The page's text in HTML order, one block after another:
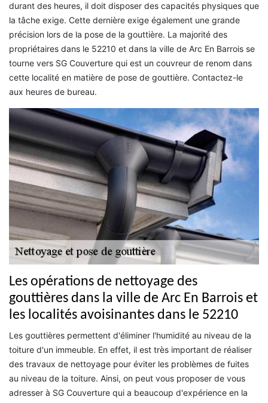
durant des heures, il doit disposer des capacités physiques que
la tâche exige. Cette dernière exige également une grande
précision lors de la pose de la gouttière. La majorité des
propriétaires dans le 52210 et dans la ville de Arc En Barrois se
tourne vers SG Couverture qui est un couvreur de renom dans
cette localité en matière de pose de gouttière. Contactez-le
aux heures de bureau.
Les opérations de nettoyage des
gouttières dans la ville de Arc En Barrois et
les localités avoisinantes dans le 52210
Les gouttières permettent d'éliminer l'humidité au niveau de la
toiture d'un immeuble. En effet, il est très important de réaliser
des travaux de nettoyage pour éviter les problèmes de fuites
au niveau de la toiture. Ainsi, on peut vous proposer de vous
adresser à SG Couverture qui a beaucoup d'expérience en la